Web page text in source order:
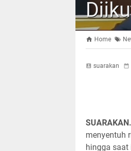
Home
suarakan
menyentuh
hingga